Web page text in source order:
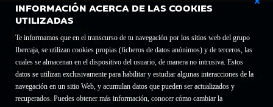
INFORMACIÓN ACERCA DE LAS COOKIES
UTILIZADAS
Te informamos que en el transcurso de tu navegación por los sitios web del grupo
Ibercaja, se utilizan cookies propias (ficheros de datos anónimos) y de terceros, las
cuales se almacenan en el dispositivo del usuario, de manera no intrusiva. Estos
datos se utilizan exclusivamente para habilitar y estudiar algunas interacciones de la
navegación en un sitio Web, y acumulan datos que pueden ser actualizados y
recuperados. Puedes obtener más información, conocer cómo cambiar la
Fundación Bancaria Ibercaja C.I.F. G-50000652.
Inscrita en el Registro de Fundaciones del Mº de Educación, Cultura y Deporte con el nº
1689.
Domicilio social: Joaquín Costa, 13. 50001 Zaragoza.